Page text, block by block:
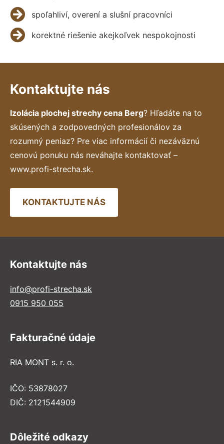
spoľahliví, overení a slušní pracovníci
korektné riešenie akejkoľvek nespokojnosti
Kontaktujte nás
Izolácia plochej strechy cena Berg? Hľadáte na to
skúsených a zodpovedných profesionálov za
rozumný peniaz? Pre viac informácií či nezáväznú
cenovú ponuku nás neváhajte kontaktovať –
www.profi-strecha.sk.
KONTAKTUJTE NÁS
Kontaktujte nás
info@profi-strecha.sk
0915 950 055
Fakturačné údaje
RIA MONT s. r. o.
IČO: 53878027
DIČ: 2121544909
Dôležité odkazy